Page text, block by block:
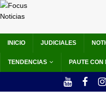
INICIO JUDICIALES
TENDENCIAS PAUTE CON